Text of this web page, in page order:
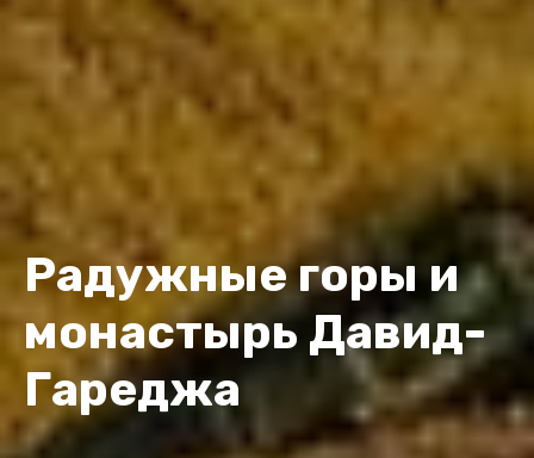
Радужные горы и
монастырь Давид-
Гареджа